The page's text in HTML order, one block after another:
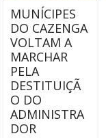
MUNÍCIPES
DO CAZENGA
VOLTAM A
MARCHAR
PELA
DESTITUIÇÃ
O DO
ADMINISTRA
DOR